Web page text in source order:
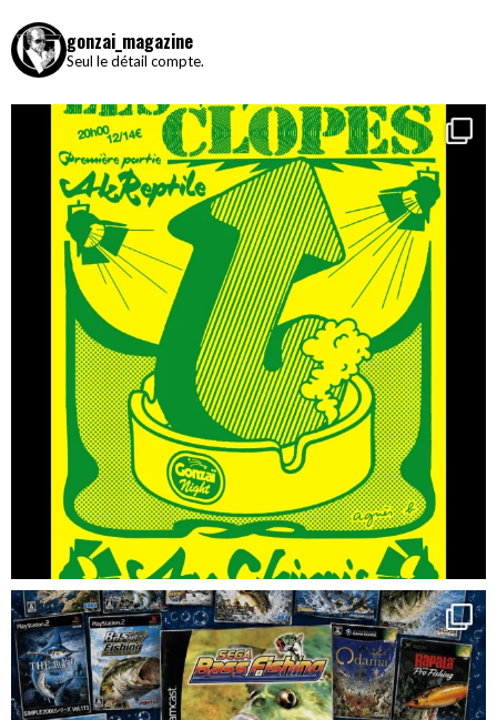
gonzai_magazine
Seul le détail compte.